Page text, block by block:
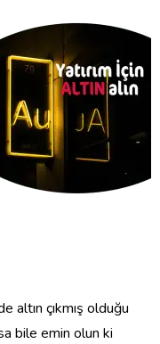
altın çıkmış olduğu
bile emin olun ki